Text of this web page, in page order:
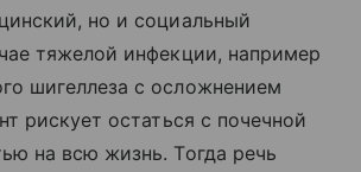
но и социальный
тяжелой инфекции, например
шигеллеза с осложнением
рискует остаться с почечной
на всю жизнь. Тогда речь